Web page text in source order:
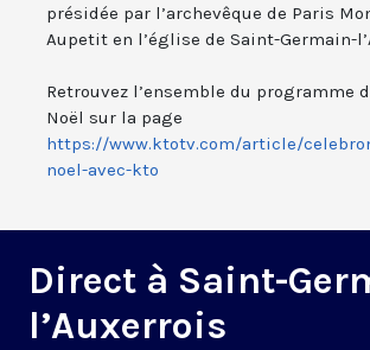
présidée par l’archevêque de Paris
Aupetit en l’église de Saint-Germain-
Retrouvez l’ensemble du programme
Noël sur la page
https://www.ktotv.com/article/
noel-avec-kto
Direct à Saint-
l’Auxerrois